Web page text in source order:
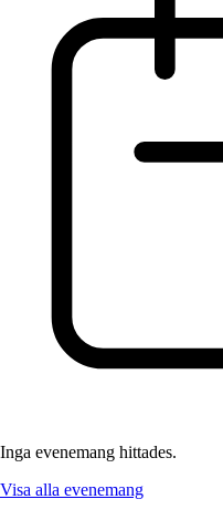
Inga evenemang hittades.
Visa alla evenemang